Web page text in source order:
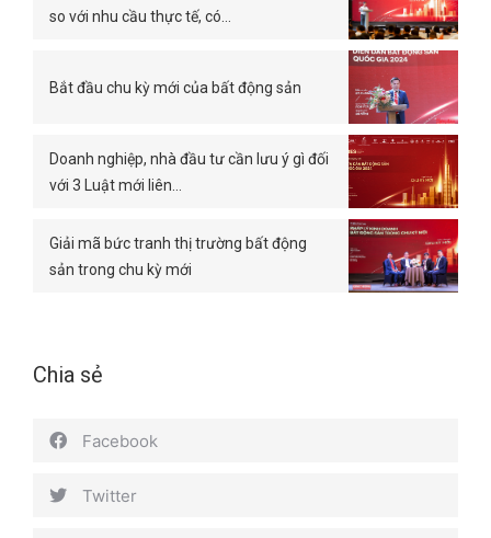
so với nhu cầu thực tế, có…
Bắt đầu chu kỳ mới của bất động sản
Doanh nghiệp, nhà đầu tư cần lưu ý gì đối
với 3 Luật mới liên…
Giải mã bức tranh thị trường bất động
sản trong chu kỳ mới
Chia sẻ
Facebook
Twitter